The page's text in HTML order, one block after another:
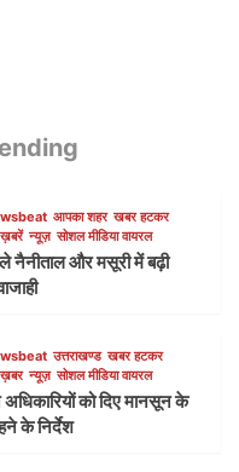
आपका शहर खबर हटकर
ख़बरें न्यूज़ सोशल मीडिया वायरल
नैनीताल और मसूरी में बढ़ी
उत्तराखण्ड खबर हटकर
ख़बर न्यूज़ सोशल मीडिया वायरल
अधिकारियों को दिए मानसून के
के निर्देश